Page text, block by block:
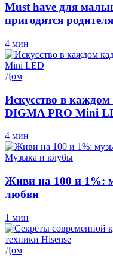
Must have для
пригодятся
4 мин
Дом
Искусство в каждом
DIGMA PRO Mini
4 мин
Музыка и клубы
Живи на 100 и 1%:
любви
1 мин
Дом